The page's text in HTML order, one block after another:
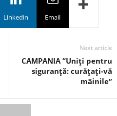
Linkedin Email
Next article
CAMPANIA “Uniţi pentru
siguranţă: curăţaţi-vă
mâinile”